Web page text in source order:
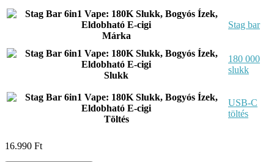
Márka
Stag bar
Slukk
180 000
slukk
Töltés
USB-C
töltés
16.990 Ft